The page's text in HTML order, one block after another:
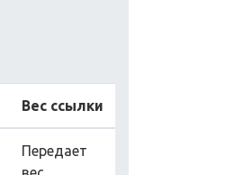
Вес ссылки
Передает